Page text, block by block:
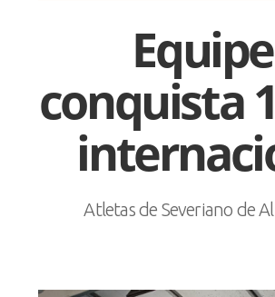
conquista
Atletas de Severiano de